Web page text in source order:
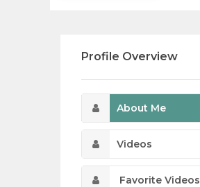
Profile Overview
About Me
Videos
Favorite Videos